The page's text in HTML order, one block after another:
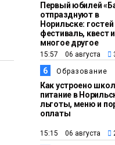
Первый юбилей
отпразднуют в
Норильске:
фестиваль, квест и
многое другое
15:57 06 августа
6 Образование
Как устроено
питание в
льготы, меню и
оплаты
15:15 06 августа